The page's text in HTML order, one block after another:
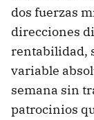
dos fuerzas
direcciones
rentabilidad,
variable
semana sin
patrocinios